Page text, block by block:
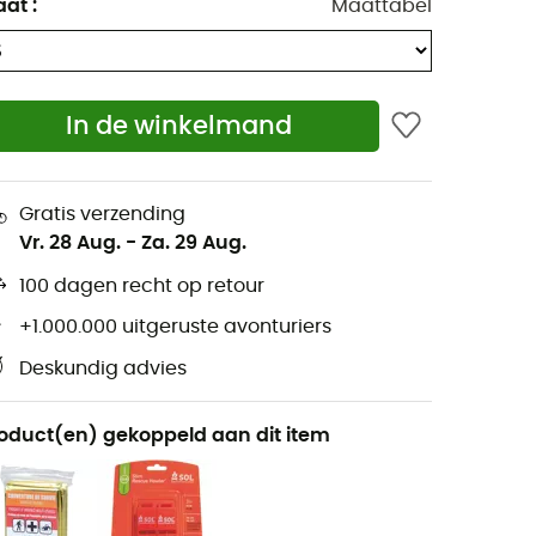
: Maattabel
In de winkelmand
Gratis verzending
Vr. 28 Aug. - Za. 29 Aug.
100 dagen recht op retour
+1.000.000 uitgeruste avonturiers
Deskundig advies
gekoppeld aan dit item